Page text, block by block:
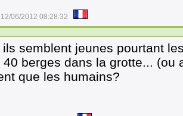
12/06/2012 08:28:32
ils semblent jeunes pourtant
40 berges dans la grotte...
que les humains?